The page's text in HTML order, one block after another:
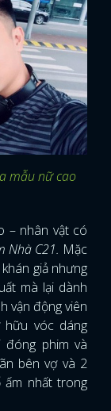
mẫu nữ cao
– nhân vật có
Nhà C21. Mặc
giả nhưng
mà lại dành
vận động viên
hữu vóc dáng
đóng phim và
bên vợ và 2
nhất trong